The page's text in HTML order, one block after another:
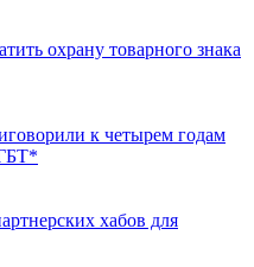
охрану товарного знака
к четырем годам
хабов для